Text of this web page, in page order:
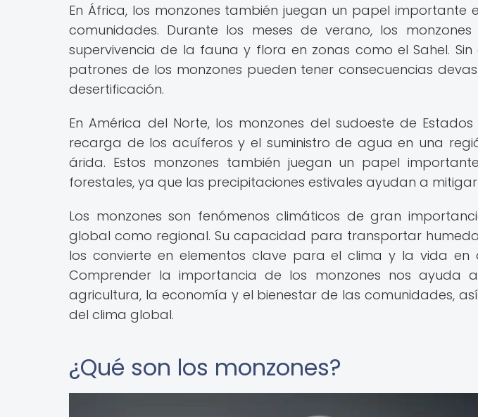
En África, los monzones también juegan un papel importante
comunidades. Durante los meses de verano, los
supervivencia de la fauna y flora en zonas como el Sahel.
patrones de los monzones pueden tener consecuencias
desertificación.
En América del Norte, los monzones del sudoeste de
recarga de los acuíferos y el suministro de agua en una
árida. Estos monzones también juegan un papel
forestales, ya que las precipitaciones estivales ayudan a
Los monzones son fenómenos climáticos de gran
global como regional. Su capacidad para transportar
los convierte en elementos clave para el clima y la vida en
Comprender la importancia de los monzones nos ayuda
agricultura, la economía y el bienestar de las comunidades,
del clima global.
¿Qué son los monzones?